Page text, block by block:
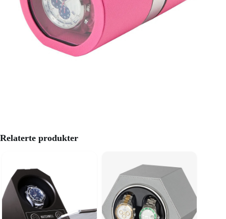
Relaterte produkter